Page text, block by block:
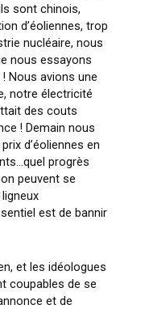
sont chinois,
d’éoliennes, trop
nucléaire, nous
nous essayons
Nous avions une
notre électricité
des couts
! Demain nous
d’éoliennes en
progrès
peuvent se
est de bannir
et les idéologues
coupables de se
et de